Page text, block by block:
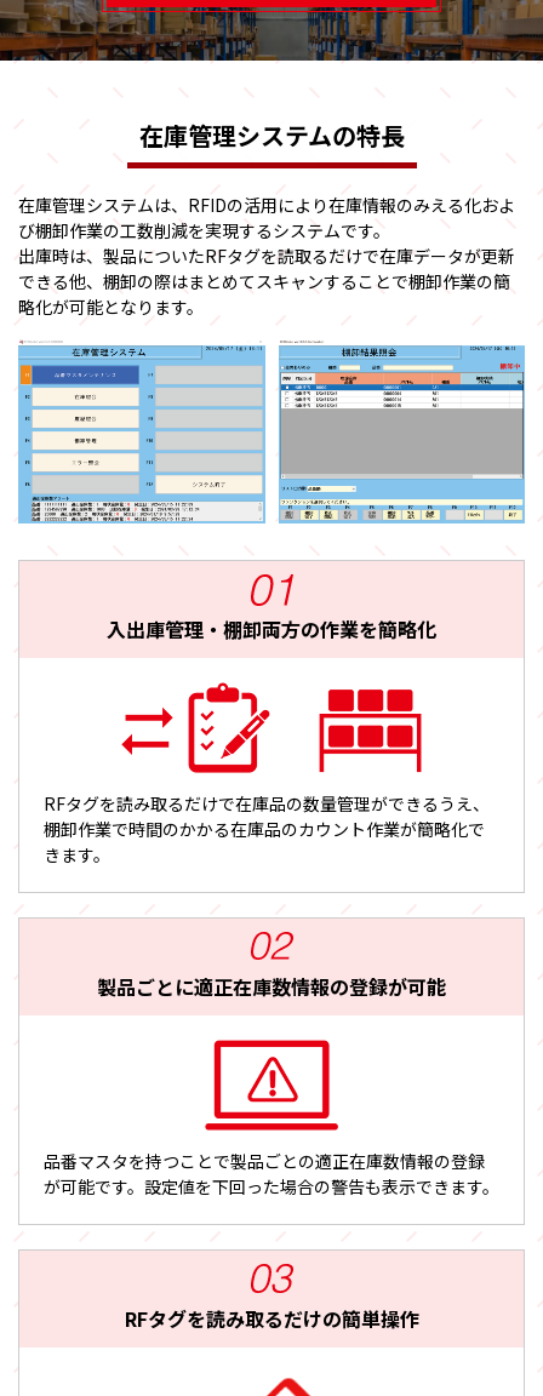
在庫管理システムの特長
在庫管理システムは、RFIDの活用により在庫情報のみえる化およ
び棚卸作業の工数削減を実現するシステムです。
出庫時は、製品についたRFタグを読取るだけで在庫データが更新
できる他、棚卸の際はまとめてスキャンすることで棚卸作業の簡
略化が可能となります。
入出庫管理・棚卸両方の作業を簡略化
RFタグを読み取るだけで在庫品の数量管理ができるうえ、
棚卸作業で時間のかかる在庫品のカウント作業が簡略化で
きます。
製品ごとに適正在庫数情報の登録が可能
品番マスタを持つことで製品ごとの適正在庫数情報の登録
が可能です。設定値を下回った場合の警告も表示できます。
RFタグを読み取るだけの簡単操作